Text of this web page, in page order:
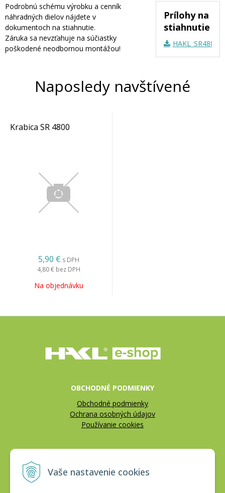
Vaše nastavenie cookies
Prílohy na
stiahnutie
Podrobnú schému výrobku a cenník
náhradných dielov nájdete v
dokumentoch na stiahnutie.
Záruka sa nevzťahuje na súčiastky
poškodené neodbornou montážou!
Naposledy navštívené
Krabica SR 4800
5,90 € s DPH
4,80 € bez DPH
Na objednávku
OBCHODNÉ PODMIENKY
Obchodné podmienky
Ochrana osobných údajov
Používanie cookies
Reklamačný poriadok